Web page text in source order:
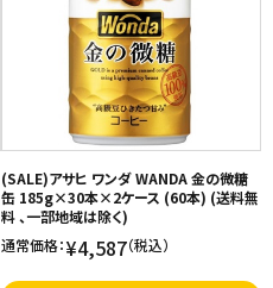
(SALE)アサヒ ワンダ WANDA 金の微糖
缶 185g×30本×2ケース (60本) (送料無
料 、一部地域は除く)
通常価格：¥4,587（税込）